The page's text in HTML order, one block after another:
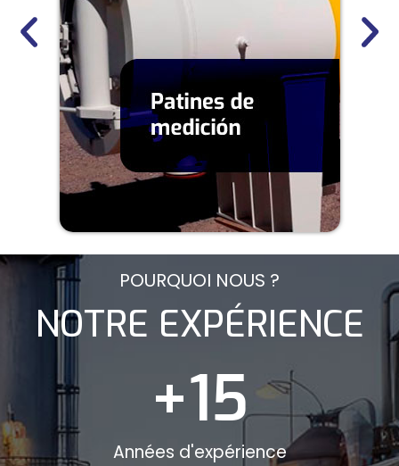
POURQUOI NOUS ?
NOTRE EXPÉRIENCE
Années d'expérience
+15